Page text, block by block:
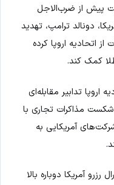
پیش از ضرب‌الاجل
دونالد ترامپ، تهدید
بر واردات از اتحادیه اروپا کرده
کمک کند.
تدابیر مقابله‌ای
شکست مذاکرات تجاری با
آمریکایی به
رزرو آمریکا دوباره بالا